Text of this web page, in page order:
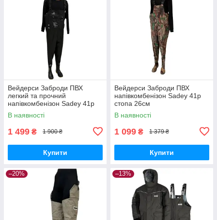
Вейдерси Заброди ПВХ
легкий та прочний
напівкомбенізон Sadey 41р
В наявності
1 499 ₴ 1 900 ₴
Купити
Вейдерси Заброди ПВХ
напівкомбенізон Sadey 41р
стопа 26см
В наявності
1 099 ₴ 1 379 ₴
Купити
–20% –13%